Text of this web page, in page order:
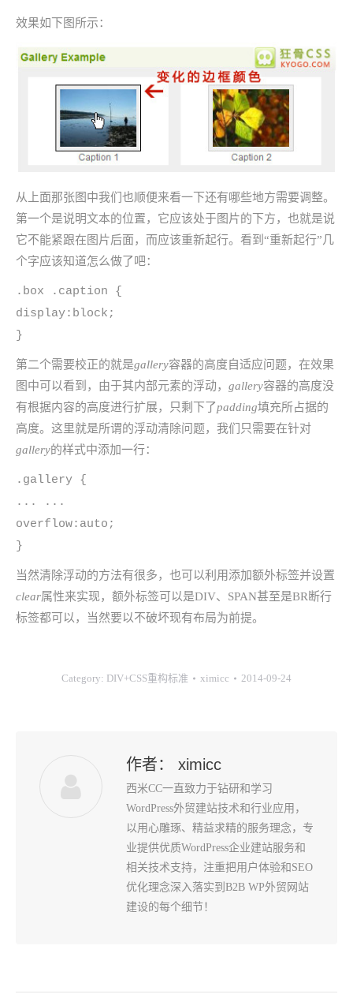
效果如下图所示：
从上面那张图中我们也顺便来看一下还有哪些地方需要调整。
第一个是说明文本的位置，它应该处于图片的下方，也就是说
它不能紧跟在图片后面，而应该重新起行。看到“重新起行”几
个字应该知道怎么做了吧：
.box .caption {
display:block;
}
第二个需要校正的就是gallery容器的高度自适应问题，在效果
图中可以看到，由于其内部元素的浮动， gallery容器的高度没
有根据内容的高度进行扩展，只剩下了padding填充所占据的
高度。这里就是所谓的浮动清除问题，我们只需要在针对
gallery的样式中添加一行：
.gallery {
... ...
overflow:auto;
}
当然清除浮动的方法有很多，也可以利用添加额外标签并设置
clear属性来实现，额外标签可以是DIV、SPAN甚至是BR断行
标签都可以，当然要以不破坏现有布局为前提。
Category: DIV+CSS重构标准 ximicc 2014-09-24
作者： ximicc
西米CC一直致力于钻研和学习
WordPress外贸建站技术和行业应用，
以用心雕琢、精益求精的服务理念，专
业提供优质WordPress企业建站服务和
相关技术支持，注重把用户体验和SEO
优化理念深入落实到B2B WP外贸网站
建设的每个细节！